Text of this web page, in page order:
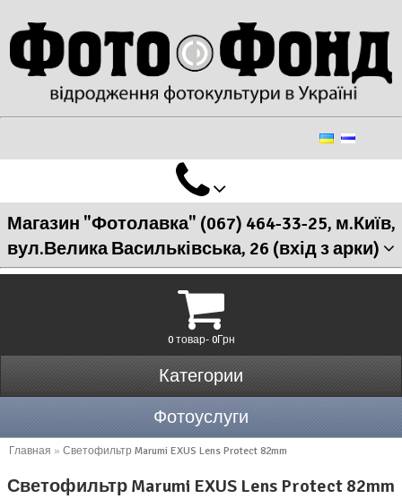
Магазин "Фотолавка" (067) 464-33-25, м.Київ,
вул.Велика Васильківська, 26 (вхід з арки)
0 товар- 0Грн
Категории
Фотоуслуги
Главная » Светофильтр Marumi EXUS Lens Protect 82mm
Светофильтр Marumi EXUS Lens Protect 82mm